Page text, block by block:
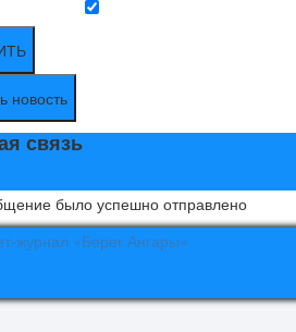
новость
связь
было успешно отправлено